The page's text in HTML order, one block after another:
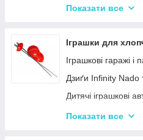
Дитячі горщики
Розвиваючі
Нічні світильники
Дитячий посуд
Дитяча гігієна та
Дитяча безпека
Показати все
Іграшки для
Іграшкові гаражі і
Дзиґи Infinity Nado
Дитячі іграшкові
Іграшкова
Показати все